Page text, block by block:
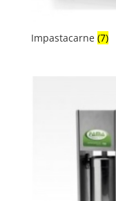
Impastacarne (7)